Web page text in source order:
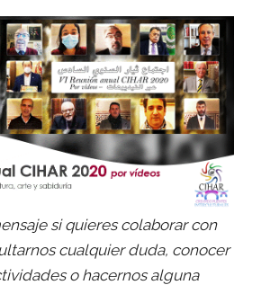
si quieres colaborar con
cualquier duda, conocer
o hacernos alguna